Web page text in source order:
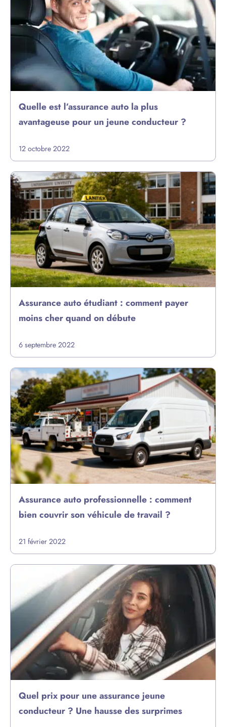
Quelle est l’assurance auto la plus
avantageuse pour un jeune conducteur ?
12 octobre 2022
Assurance auto étudiant : comment payer
moins cher quand on débute
6 septembre 2022
Assurance auto professionnelle : comment
bien couvrir son véhicule de travail ?
21 février 2022
Quel prix pour une assurance jeune
conducteur ? Une hausse des surprimes